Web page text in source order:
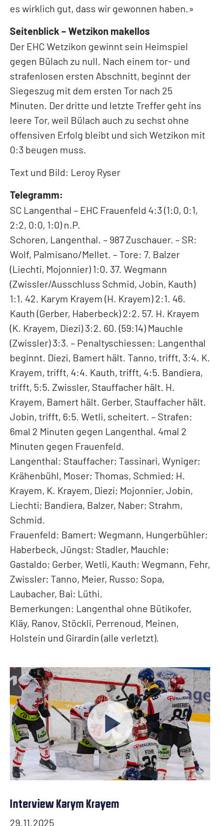
es wirklich gut, dass wir gewonnen haben.»
Seitenblick – Wetzikon makellos
Der EHC Wetzikon gewinnt sein Heimspiel
gegen Bülach zu null. Nach einem tor- und
strafenlosen ersten Abschnitt, beginnt der
Siegeszug mit dem ersten Tor nach 25
Minuten. Der dritte und letzte Treffer geht ins
leere Tor, weil Bülach auch zu sechst ohne
offensiven Erfolg bleibt und sich Wetzikon mit
0:3 beugen muss.
Text und Bild: Leroy Ryser
Telegramm:
SC Langenthal – EHC Frauenfeld 4:3 (1:0, 0:1,
2:2, 0:0, 1:0) n.P.
Schoren, Langenthal. – 987 Zuschauer. – SR:
Wolf, Palmisano/Mellet. – Tore: 7. Balzer
(Liechti, Mojonnier) 1:0. 37. Wegmann
(Zwissler/Ausschluss Schmid, Jobin, Kauth)
1:1. 42. Karym Krayem (H. Krayem) 2:1. 46.
Kauth (Gerber, Haberbeck) 2:2. 57. H. Krayem
(K. Krayem, Diezi) 3:2. 60. (59:14) Mauchle
(Zwissler) 3:3. – Penaltyschiessen: Langenthal
beginnt. Diezi, Bamert hält. Tanno, trifft, 3:4. K.
Krayem, trifft, 4:4. Kauth, trifft, 4:5. Bandiera,
trifft, 5:5. Zwissler, Stauffacher hält. H.
Krayem, Bamert hält. Gerber, Stauffacher hält.
Jobin, trifft, 6:5. Wetli, scheitert. – Strafen:
6mal 2 Minuten gegen Langenthal. 4mal 2
Minuten gegen Frauenfeld.
Langenthal: Stauffacher; Tassinari, Wyniger;
Krähenbühl, Moser; Thomas, Schmied; H.
Krayem, K. Krayem, Diezi; Mojonnier, Jobin,
Liechti; Bandiera, Balzer, Naber; Strahm,
Schmid.
Frauenfeld: Bamert; Wegmann, Hungerbühler;
Haberbeck, Jüngst; Stadler, Mauchle;
Gastaldo; Gerber, Wetli, Kauth; Wegmann, Fehr,
Zwissler; Tanno, Meier, Russo; Sopa,
Laubacher, Bai; Lüthi.
Bemerkungen: Langenthal ohne Bütikofer,
Kläy, Ranov, Stöckli, Perrenoud, Meinen,
Holstein und Girardin (alle verletzt).
Interview Karym Krayem
29.11.2025